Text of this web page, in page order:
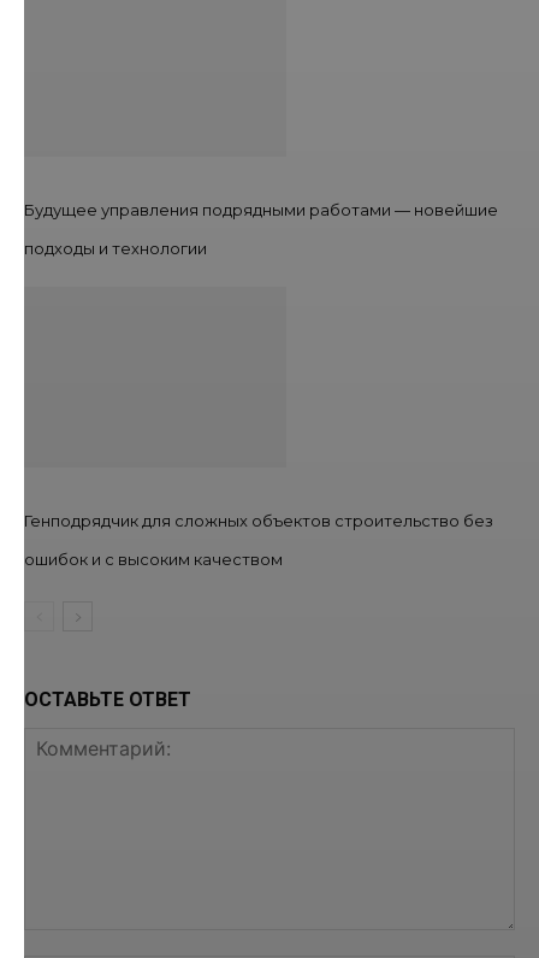
Будущее управления подрядными работами — новейшие
подходы и технологии
Генподрядчик для сложных объектов строительство без
ошибок и с высоким качеством
ОСТАВЬТЕ ОТВЕТ